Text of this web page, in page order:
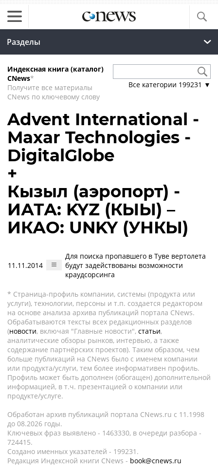
Разделы
Индексная книга (каталог)
CNews*
Получите все материалы
CNews по ключевому слову
Все категории 199231 ▼
Advent International -
Maxar Technologies -
DigitalGlobe
+
Кызыл (аэропорт) -
ИАТА: KYZ (КЫЫ) –
ИКАО: UNKY (УНКЫ)
11.11.2014
Для поиска пропавшего в Туве вертолета
будут задействованы возможности
краудсорсинга
* Страница-профиль компании, системы (продукта или
услуги), технологии, персоны и т.п. создается редактором
на основе анализа архива публикаций портала CNews.
Обрабатываются тексты всех редакционных разделов
(новости, включая "Главные новости", статьи,
аналитические обзоры рынков, интервью, а также
содержание партнёрских проектов). Таким образом, чем
больше публикаций на CNews было с именем компании
или продукта/услуги, тем более информативен профиль.
Профиль может быть дополнен (обогащен) дополнительной
информацией, в т.ч. презентацией о компании или
продукте/услуге.
Обработан архив публикаций портала CNews.ru c 11.1998
до 08.2026 годы.
Ключевых фраз выявлено - 1463330, в очереди разбора -
724415.
Создано именных указателей - 199231.
Редакция Индексной книги CNews - book@cnews.ru